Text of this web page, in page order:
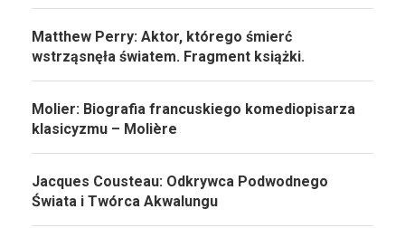
Matthew Perry: Aktor, którego śmierć
wstrząsnęła światem. Fragment książki.
Molier: Biografia francuskiego komediopisarza
klasicyzmu – Molière
Jacques Cousteau: Odkrywca Podwodnego
Świata i Twórca Akwalungu